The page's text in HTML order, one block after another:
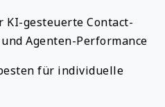
KI-gesteuerte Contact-
Agenten-Performance
für individuelle